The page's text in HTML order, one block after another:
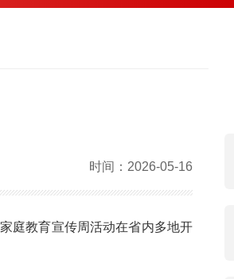
时间：2026-05-16
庭教育宣传周活动在省内多地开